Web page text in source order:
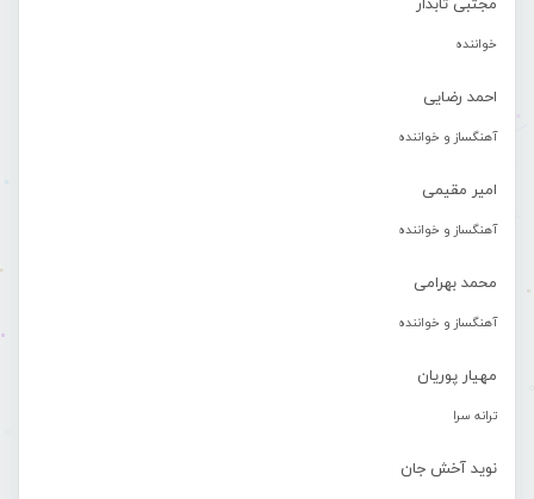
مجتبی تابدار
خواننده
احمد رضایی
آهنگساز و خواننده
امیر مقیمی
آهنگساز و خواننده
محمد بهرامی
آهنگساز و خواننده
مهیار پوریان
ترانه سرا
نوید آخش جان